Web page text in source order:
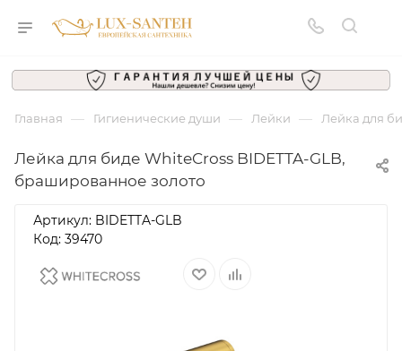
Главная — Гигиенические души — Лейки — Лейка для
Лейка для биде WhiteCross BIDETTA-GLB,
брашированное золото
Артикул: BIDETTA-GLB
Код: 39470